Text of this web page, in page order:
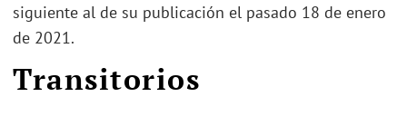
siguiente al de su publicación el pasado 18 de enero
de 2021.
Transitorios